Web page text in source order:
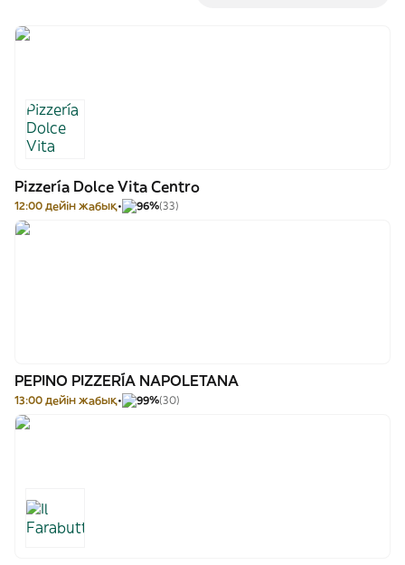
Pizzería Dolce Vita Centro
12:00 дейін жабық 96%(33)
PEPINO PIZZERÍA NAPOLETANA
13:00 дейін жабық 99%(30)